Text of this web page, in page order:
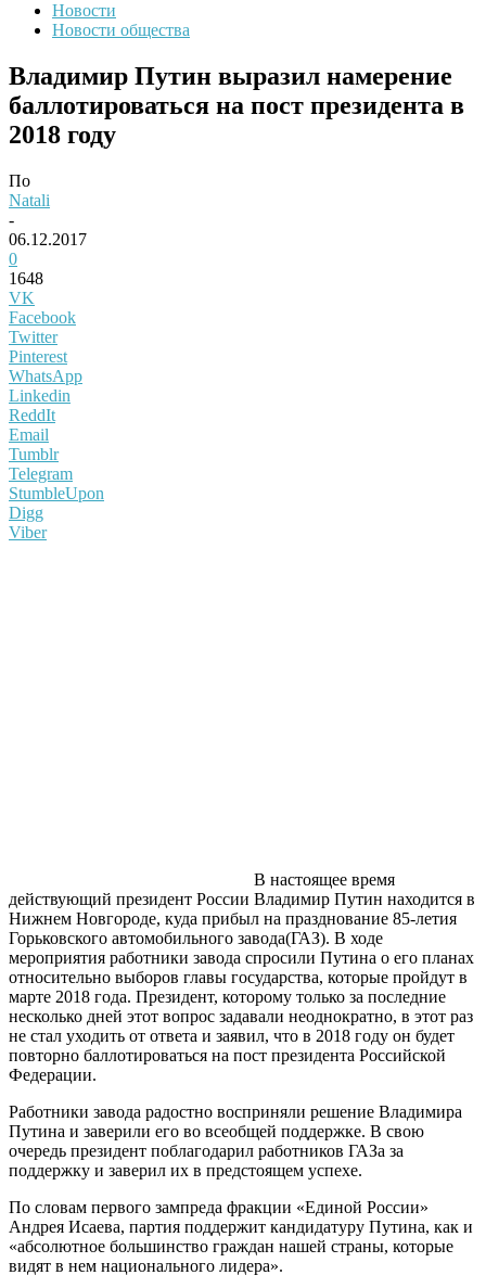
Новости
Новости общества
Владимир Путин выразил намерение
баллотироваться на пост президента в
2018 году
По
Natali
-
06.12.2017
0
1648
VK
Facebook
Twitter
Pinterest
WhatsApp
Linkedin
ReddIt
Email
Tumblr
Telegram
StumbleUpon
Digg
Viber
В настоящее время
действующий президент России Владимир Путин находится в
Нижнем Новгороде, куда прибыл на празднование 85-летия
Горьковского автомобильного завода(ГАЗ). В ходе
мероприятия работники завода спросили Путина о его планах
относительно выборов главы государства, которые пройдут в
марте 2018 года. Президент, которому только за последние
несколько дней этот вопрос задавали неоднократно, в этот раз
не стал уходить от ответа и заявил, что в 2018 году он будет
повторно баллотироваться на пост президента Российской
Федерации.
Работники завода радостно восприняли решение Владимира
Путина и заверили его во всеобщей поддержке. В свою
очередь президент поблагодарил работников ГАЗа за
поддержку и заверил их в предстоящем успехе.
По словам первого зампреда фракции «Единой России»
Андрея Исаева, партия поддержит кандидатуру Путина, как и
«абсолютное большинство граждан нашей страны, которые
видят в нем национального лидера».